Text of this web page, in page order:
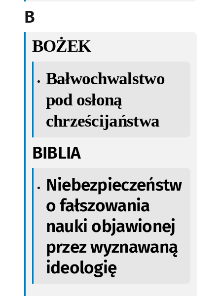
B
BOŻEK
Bałwochwalstwo
pod osłoną
chrześcijaństwa
BIBLIA
Niebezpieczeństw
o fałszowania
nauki objawionej
przez wyznawaną
ideologię